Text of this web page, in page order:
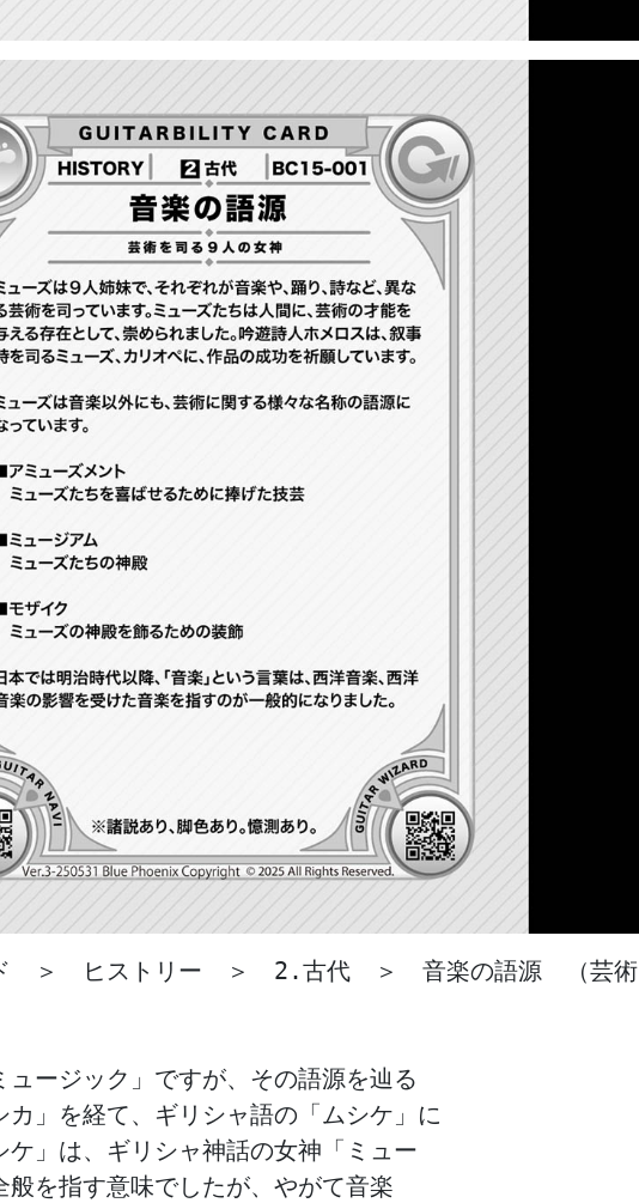
　＞　ヒストリー　＞　2.古代　＞　音楽の語源　（芸術
ュージック」ですが、その語源を辿る
カ」を経て、ギリシャ語の「ムシケ」に
」は、ギリシャ神話の女神「ミュー
般を指す意味でしたが、やがて音楽